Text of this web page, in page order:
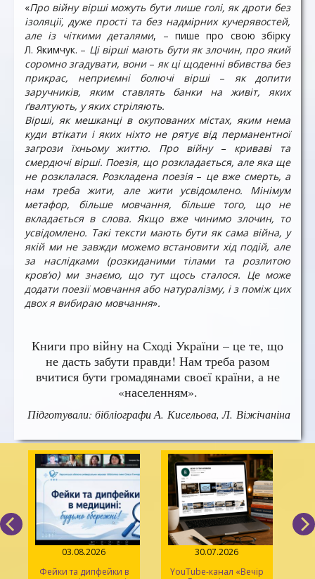
«Про війну вірші можуть бути лише голі, як дроти без
ізоляції, дуже прості та без надмірних кучерявостей,
але із чіткими деталями, – пише про свою збірку
Л. Якимчук. – Ці вірші мають бути як злочин, про який
соромно згадувати, вони – як ці щоденні вбивства без
прикрас, неприємні болючі вірші – як допити
заручників, яким ставлять банки на живіт, яких
ґвалтують, у яких стріляють.
Вірші, як мешканці в окупованих містах, яким нема
куди втікати і яких ніхто не рятує від перманентної
загрози їхньому життю. Про війну – криваві та
смердючі вірші. Поезія, що розкладається, але яка ще
не розклалася. Розкладена поезія – це вже смерть, а
нам треба жити, але жити усвідомлено. Мінімум
метафор, більше мовчання, більше того, що не
вкладається в слова. Якщо вже чинимо злочин, то
усвідомлено. Такі тексти мають бути як сама війна, у
якій ми не завжди можемо встановити хід подій, але
за наслідками (розкиданими тілами та розлитою
кров‘ю) ми знаємо, що тут щось сталося. Це може
додати поезії мовчання або натуралізму, і з поміж цих
двох я вибираю мовчання».
Книги про війну на Сході України – це те, що
не дасть забути правди! Нам треба разом
вчитися бути громадянами своєї країни, а не
«населенням».
Підготували: бібліографи А. Кисельова, Л. Віжічаніна
03.08.2026
Фейки та дипфейки в
30.07.2026
YouTube-канал «Вечір